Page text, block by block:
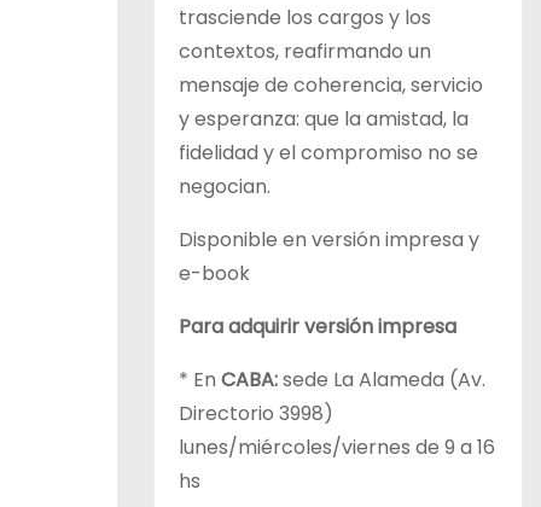
trasciende los cargos y los
contextos, reafirmando un
mensaje de coherencia, servicio
y esperanza: que la amistad, la
fidelidad y el compromiso no se
negocian.
Disponible en versión impresa y
e-book
Para adquirir versión impresa
* En CABA:sede La Alameda (Av.
Directorio 3998)
lunes/miércoles/viernes de 9 a 16
hs